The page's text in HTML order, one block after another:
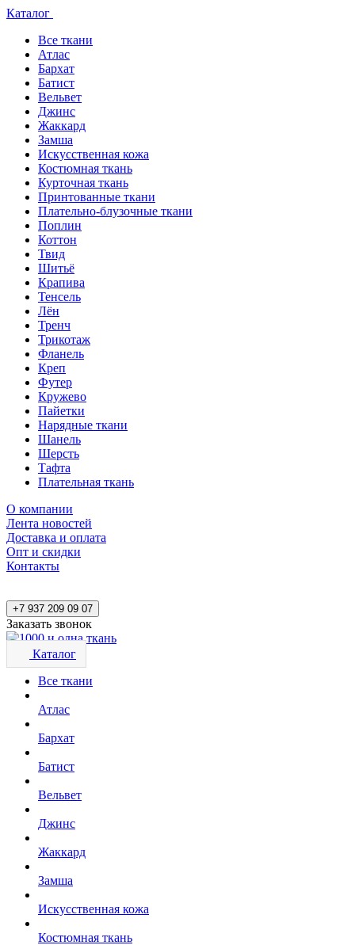
Каталог
Все ткани
Атлас
Бархат
Батист
Вельвет
Джинс
Жаккард
Замша
Искусственная кожа
Костюмная ткань
Курточная ткань
Принтованные ткани
Плательно-блузочные ткани
Поплин
Коттон
Твид
Шитьё
Крапива
Тенсель
Лён
Тренч
Трикотаж
Фланель
Креп
Футер
Кружево
Пайетки
Нарядные ткани
Шанель
Шерсть
Тафта
Плательная ткань
О компании
Лента новостей
Доставка и оплата
Опт и скидки
Контакты
+7 937 209 09 07
Заказать звонок
Каталог
Все ткани
Атлас
Бархат
Батист
Вельвет
Джинс
Жаккард
Замша
Искусственная кожа
Костюмная ткань